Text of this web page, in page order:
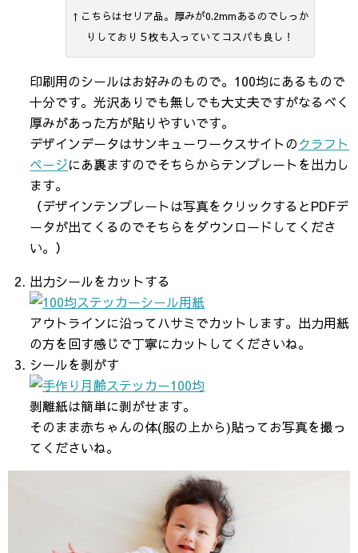
↑こちらはセリア品。厚みが0.2mmあるのでしっか
りしており５枚も入っていてコスパも良し！
印刷用のシールはお好みのもので。100均にあるもので
十分です。光沢ありでも無しでも大丈夫ですがなるべく
厚みがあった方が貼りやすいです。
デザインデータはサンキューワークスサイトのクラフト
ページにあ裏ますのでそちらからテンプレートを出力し
ます。
（デザインテンプレートは写真をクリックするとPDFデ
ータが出てくるのでそちらをダウンロードしてくださ
い。）
出力シールをカットする
アウトラインに沿ってハサミでカットします。出力用紙
の方を回す感じで丁寧にカットしてくださいね。
シールを剥がす
剥離紙は簡単に剥がせます。
そのまま赤ちゃんの体(服の上から)貼ってお写真を撮っ
てくださいね。